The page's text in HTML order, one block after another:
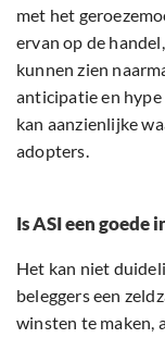
met het
ervan op de
kunnen zien
anticipatie en
kan aanzienlijke
adopters.
Is ASI een goede
Het kan niet
beleggers een
winsten te maken,